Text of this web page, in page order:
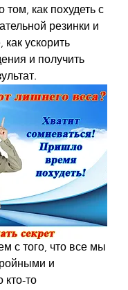
как похудеть с
резинки и
ускорить
и получить
с того, что все мы
и
кто-то